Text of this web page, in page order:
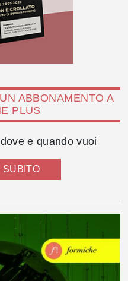
ABBONAMENTO A
PLUS
e quando vuoi
SUBITO